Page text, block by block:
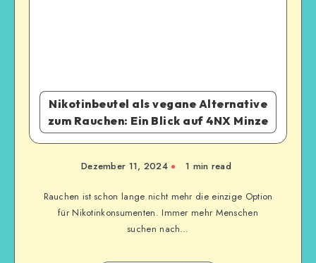
Nikotinbeutel als vegane Alternative
zum Rauchen: Ein Blick auf 4NX Minze
Dezember 11, 2024 1 min read
Rauchen ist schon lange nicht mehr die einzige Option
für Nikotinkonsumenten. Immer mehr Menschen
suchen nach…